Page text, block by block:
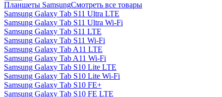
Планшеты SamsungСмотреть все товары
Samsung Galaxy Tab S11 Ultra LTE
Samsung Galaxy Tab S11 Ultra Wi-Fi
Samsung Galaxy Tab S11 LTE
Samsung Galaxy Tab S11 Wi-Fi
Samsung Galaxy Tab A11 LTE
Samsung Galaxy Tab A11 Wi-Fi
Samsung Galaxy Tab S10 Lite LTE
Samsung Galaxy Tab S10 Lite Wi-Fi
Samsung Galaxy Tab S10 FE+
Samsung Galaxy Tab S10 FE LTE